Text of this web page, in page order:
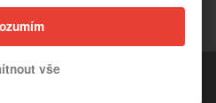
© 2026 Picasee
vše